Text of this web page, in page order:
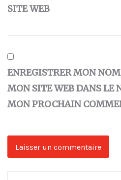
SITE WEB
ENREGISTRER MON
MON SITE WEB DANS LE
MON PROCHAIN